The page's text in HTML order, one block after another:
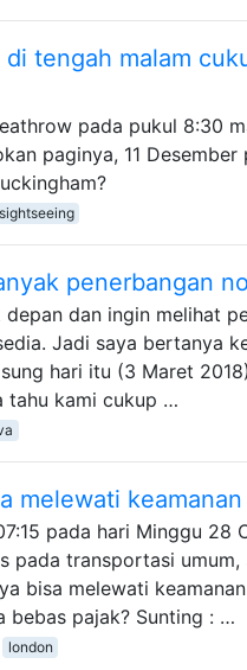
di tengah malam
pada pukul 8:30
paginya, 11
sightseeing
penerbangan
dan ingin melihat
Jadi saya bertanya
hari itu (3 Maret
tahu kami cukup …
melewati
pada hari Minggu
pada transportasi
bisa melewati
bebas pajak? Sunting : …
london